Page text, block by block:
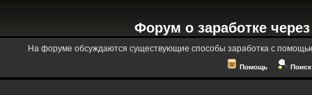
Форум о заработке
На форуме обсуждаются существующие способы заработка с
Помощь Поиск